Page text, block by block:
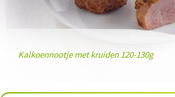
Kalkoennootje met kruiden 120-130g